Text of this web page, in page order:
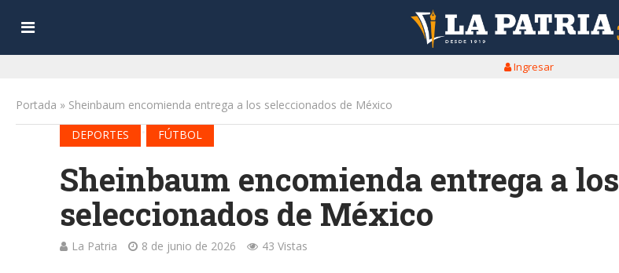
Ingresar
Portada » Sheinbaum encomienda entrega a los seleccionados de México
DEPORTES
FÚTBOL
Sheinbaum encomienda entrega a los
seleccionados de México
La Patria 8 de junio de 2026 43 Vistas